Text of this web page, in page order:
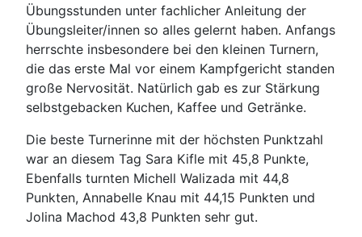
Übungsstunden unter fachlicher Anleitung der
Übungsleiter/innen so alles gelernt haben. Anfangs
herrschte insbesondere bei den kleinen Turnern,
die das erste Mal vor einem Kampfgericht standen
große Nervosität. Natürlich gab es zur Stärkung
selbstgebacken Kuchen, Kaffee und Getränke.
Die beste Turnerinne mit der höchsten Punktzahl
war an diesem Tag Sara Kifle mit 45,8 Punkte,
Ebenfalls turnten Michell Walizada mit 44,8
Punkten, Annabelle Knau mit 44,15 Punkten und
Jolina Machod 43,8 Punkten sehr gut.